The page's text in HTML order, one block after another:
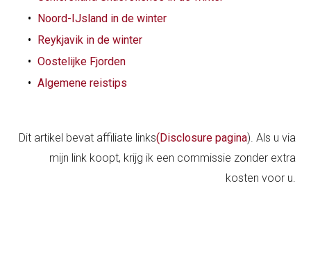
Noord-IJsland in de winter
Reykjavik in de winter
Oostelijke Fjorden
Algemene reistips
Dit artikel bevat affiliate links(Disclosure pagina). Als u via
mijn link koopt, krijg ik een commissie zonder extra
kosten voor u.